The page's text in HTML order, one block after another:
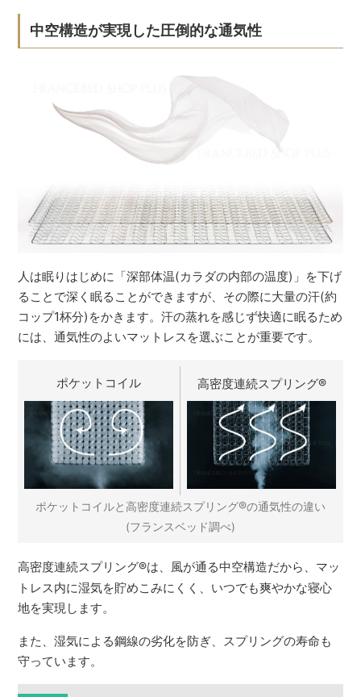
中空構造が実現した圧倒的な通気性
人は眠りはじめに「深部体温(カラダの内部の温度)」を下げ
ることで深く眠ることができますが、その際に大量の汗(約
コップ1杯分)をかきます。汗の蒸れを感じず快適に眠るため
には、通気性のよいマットレスを選ぶことが重要です。
ポケットコイル 高密度連続スプリング®
ポケットコイルと高密度連続スプリング®の通気性の違い
(フランスベッド調べ)
高密度連続スプリング®は、風が通る中空構造だから、マッ
トレス内に湿気を貯めこみにくく、いつでも爽やかな寝心
地を実現します。
また、湿気による鋼線の劣化を防ぎ、スプリングの寿命も
守っています。